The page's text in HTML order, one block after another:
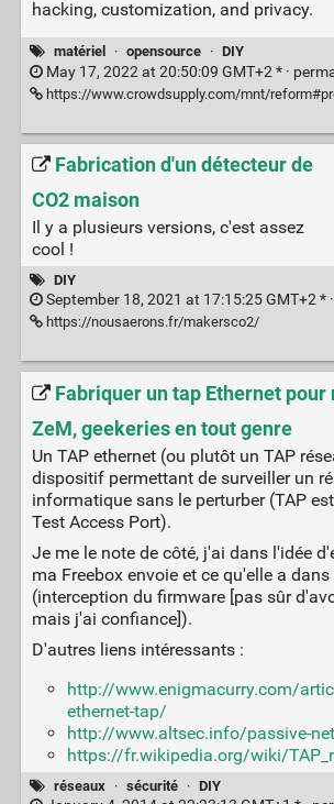
hacking, customization, and privacy.
matériel · opensource · DIY
May 17, 2022 at 20:50:09 GMT+2 * ·
https://www.crowdsupply.com/mnt/
Fabrication d'un détecteur de
CO2 maison
Il y a plusieurs versions, c'est assez
cool !
DIY
September 18, 2021 at 17:15:25 GMT+2 * ·
https://nousaerons.fr/makersco2/
Fabriquer un tap Ethernet pour
ZeM, geekeries en tout genre
Un TAP ethernet (ou plutôt un TAP
dispositif permettant de surveiller un
informatique sans le perturber (TAP
Test Access Port).
Je me le note de côté, j'ai dans l'idée
ma Freebox envoie et ce qu'elle a dans
(interception du firmware [pas sûr
mais j'ai confiance]).
D'autres liens intéressants :
http://www.enigmacurry.com/
ethernet-tap/
http://www.altsec.info/passive-
https://fr.wikipedia.org/wiki/
réseaux · sécurité · DIY